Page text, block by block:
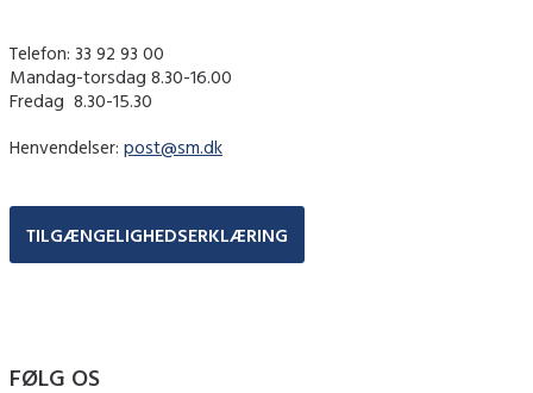
Telefon: 33 92 93 00
Mandag-torsdag 8.30-16.00
Fredag ​ 8.30-15.30
Henvendelser: post@sm.dk
TILGÆNGELIGHEDSERKLÆRING
FØLG OS